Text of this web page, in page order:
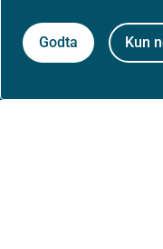
Godta Kun
Om nettstedet